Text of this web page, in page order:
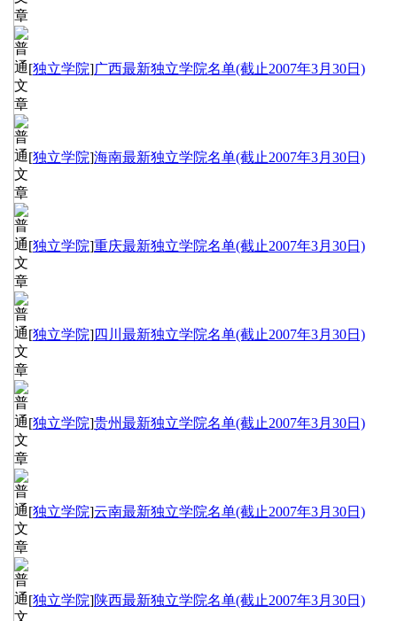
[独立学院]广西最新独立学院名单(截止2007年3月30日)
[独立学院]海南最新独立学院名单(截止2007年3月30日)
[独立学院]重庆最新独立学院名单(截止2007年3月30日)
[独立学院]四川最新独立学院名单(截止2007年3月30日)
[独立学院]贵州最新独立学院名单(截止2007年3月30日)
[独立学院]云南最新独立学院名单(截止2007年3月30日)
[独立学院]陕西最新独立学院名单(截止2007年3月30日)